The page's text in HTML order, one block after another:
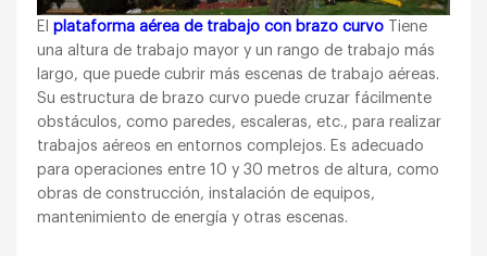
Elplataforma aérea de trabajo con brazo curvo Tiene
una altura de trabajo mayor y un rango de trabajo más
largo, que puede cubrir más escenas de trabajo aéreas.
Su estructura de brazo curvo puede cruzar fácilmente
obstáculos, como paredes, escaleras, etc., para realizar
trabajos aéreos en entornos complejos. Es adecuado
para operaciones entre 10 y 30 metros de altura, como
obras de construcción, instalación de equipos,
mantenimiento de energía y otras escenas.